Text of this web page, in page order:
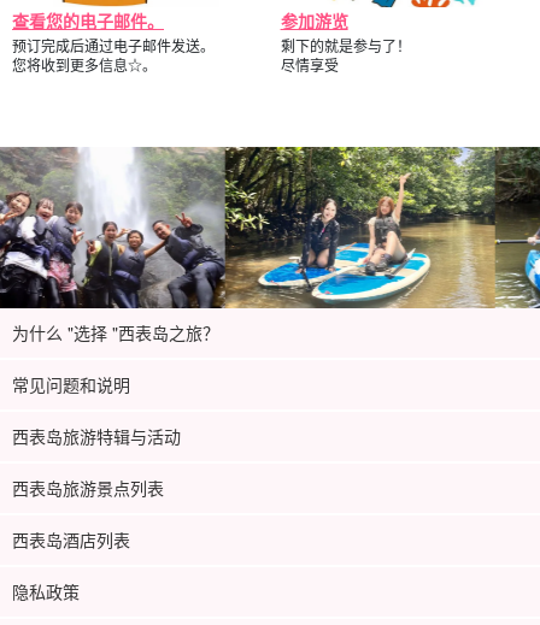
查看您的电子邮件。
预订完成后通过电子邮件发送。
您将收到更多信息☆。
参加游览
剩下的就是参与了！
尽情享受
为什么 "选择 "西表岛之旅？
常见问题和说明
西表岛旅游特辑与活动
西表岛旅游景点列表
西表岛酒店列表
隐私政策